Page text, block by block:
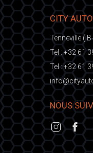
CITY
Tenneville (
Tel :+32 61
Tel :+32 61
ic@o
fni
NOUS